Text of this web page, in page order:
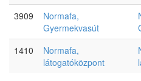
3909
Normafa,
Gyermekvasút
1410
Normafa,
látogatóközpont